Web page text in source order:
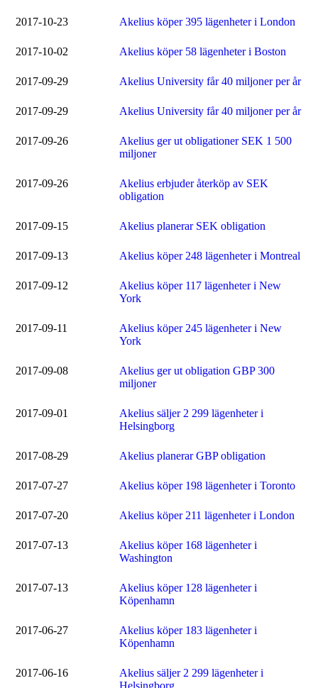
2017-10-23 Akelius köper 395 lägenheter i London
2017-10-02 Akelius köper 58 lägenheter i Boston
2017-09-29 Akelius University får 40 miljoner per år
2017-09-29 Akelius University får 40 miljoner per år
2017-09-26
Akelius ger ut obligationer SEK 1 500
miljoner
2017-09-26
Akelius erbjuder återköp av SEK
obligation
2017-09-15 Akelius planerar SEK obligation
2017-09-13 Akelius köper 248 lägenheter i Montreal
2017-09-12
Akelius köper 117 lägenheter i New
York
2017-09-11
Akelius köper 245 lägenheter i New
York
2017-09-08
Akelius ger ut obligation GBP 300
miljoner
2017-09-01
Akelius säljer 2 299 lägenheter i
Helsingborg
2017-08-29 Akelius planerar GBP obligation
2017-07-27 Akelius köper 198 lägenheter i Toronto
2017-07-20 Akelius köper 211 lägenheter i London
2017-07-13
Akelius köper 168 lägenheter i
Washington
2017-07-13
Akelius köper 128 lägenheter i
Köpenhamn
2017-06-27
Akelius köper 183 lägenheter i
Köpenhamn
2017-06-16
Akelius säljer 2 299 lägenheter i